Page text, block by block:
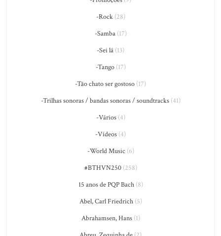
-Rock(28)
-Samba(17)
-Sei lá (13)
-Tango(17)
-Tão chato ser gostoso (17)
-Trilhas sonoras / bandas sonoras / soundtracks(41)
-Vários(4)
-Vídeos (4)
-World Music (6)
#BTHVN250(258)
15 anos de PQP Bach(8)
Abel, Carl Friedrich(5)
Abrahamsen, Hans(1)